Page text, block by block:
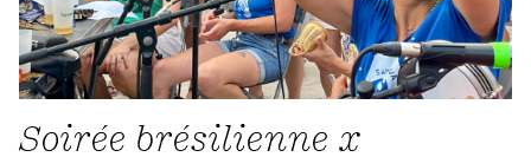
Soirée brésilienne x